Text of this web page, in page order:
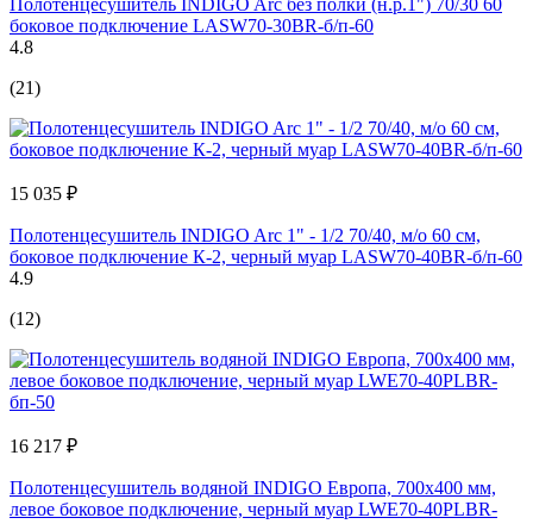
Полотенцесушитель INDIGO Arc без полки (н.р.1") 70/30 60
боковое подключение LASW70-30BR-б/п-60
4.8
(21)
15 035 ₽
Полотенцесушитель INDIGO Arc 1" - 1/2 70/40, м/о 60 см,
боковое подключение К-2, черный муар LASW70-40BR-б/п-60
4.9
(12)
16 217 ₽
Полотенцесушитель водяной INDIGO Европа, 700x400 мм,
левое боковое подключение, черный муар LWE70-40PLBR-